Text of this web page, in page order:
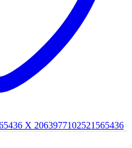
X 2063977102521565436